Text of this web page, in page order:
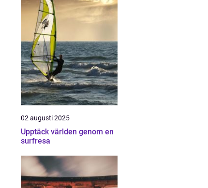
02 augusti 2025
Upptäck världen genom en
surfresa